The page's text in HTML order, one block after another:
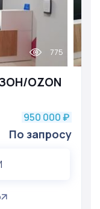
OZON
775
950 000 ₽
По запросу